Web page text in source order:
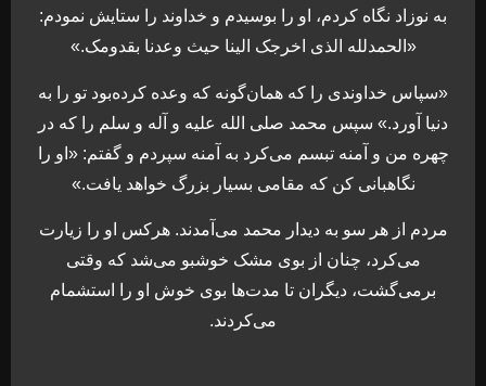
به نوزاد نگاه کردم، او را بوسیدم و خداوند را ستایش نمودم:
«الحمدلله الذی اخرجک الینا حیث وعدنا بقدومک.»
«سپاس خداوندی را که همان‌گونه که وعده کرده‌بود تو را به
دنیا آورد.» سپس محمد صلی الله علیه و آله و سلم را که در
چهره من و آمنه تبسم می‌کرد به آمنه سپردم و گفتم: «او را
نگاهبانی کن که مقامی بسیار بزرگ خواهد یافت.»
مردم از هر سو به دیدار محمد می‌آمدند. هرکس او را زیارت
می‌کرد، چنان از بوی مشک خوشبو می‌شد که وقتی
برمی‌گشت، دیگران تا مدت‌ها بوی خوش او را استشمام
می‌کردند.